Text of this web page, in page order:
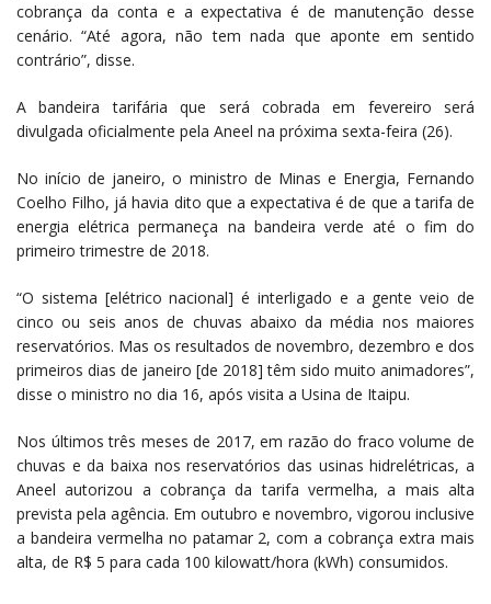
cobrança da conta e a expectativa é de manutenção desse
cenário. “Até agora, não tem nada que aponte em sentido
contrário”, disse.
A bandeira tarifária que será cobrada em fevereiro será
divulgada oficialmente pela Aneel na próxima sexta-feira (26).
No início de janeiro, o ministro de Minas e Energia, Fernando
Coelho Filho, já havia dito que a expectativa é de que a tarifa de
energia elétrica permaneça na bandeira verde até o fim do
primeiro trimestre de 2018.
“O sistema [elétrico nacional] é interligado e a gente veio de
cinco ou seis anos de chuvas abaixo da média nos maiores
reservatórios. Mas os resultados de novembro, dezembro e dos
primeiros dias de janeiro [de 2018] têm sido muito animadores”,
disse o ministro no dia 16, após visita a Usina de Itaipu.
Nos últimos três meses de 2017, em razão do fraco volume de
chuvas e da baixa nos reservatórios das usinas hidrelétricas, a
Aneel autorizou a cobrança da tarifa vermelha, a mais alta
prevista pela agência. Em outubro e novembro, vigorou inclusive
a bandeira vermelha no patamar 2, com a cobrança extra mais
alta, de R$ 5 para cada 100 kilowatt/hora (kWh) consumidos.